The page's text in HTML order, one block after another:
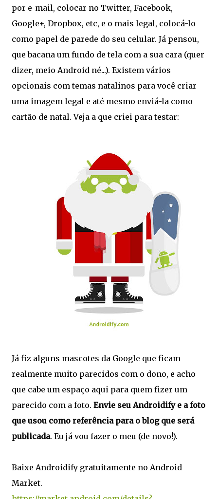
por e-mail, colocar no Twitter, Facebook,
Google+, Dropbox, etc, e o mais legal, colocá-lo
como papel de parede do seu celular. Já pensou,
que bacana um fundo de tela com a sua cara (quer
dizer, meio Android né...). Existem vários
opcionais com temas natalinos para você criar
uma imagem legal e até mesmo enviá-la como
cartão de natal. Veja a que criei para testar:
Já fiz alguns mascotes da Google que ficam
realmente muito parecidos com o dono, e acho
que cabe um espaço aqui para quem fizer um
parecido com a foto. Envie seu Androidify e a foto
que usou como referência para o blog que será
publicada. Eu já vou fazer o meu (de novo!).
Baixe Androidify gratuitamente no Android
Market.